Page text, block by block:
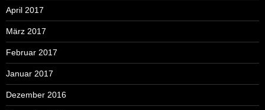
April 2017
März 2017
Februar 2017
Januar 2017
Dezember 2016